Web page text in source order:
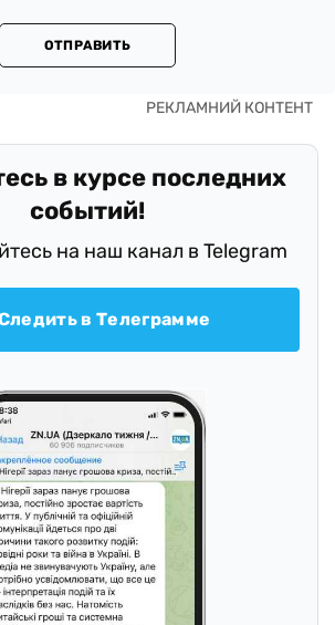
ОТПРАВИТЬ
в курсе последних
событий!
на наш канал в Telegram
в Телеграмме